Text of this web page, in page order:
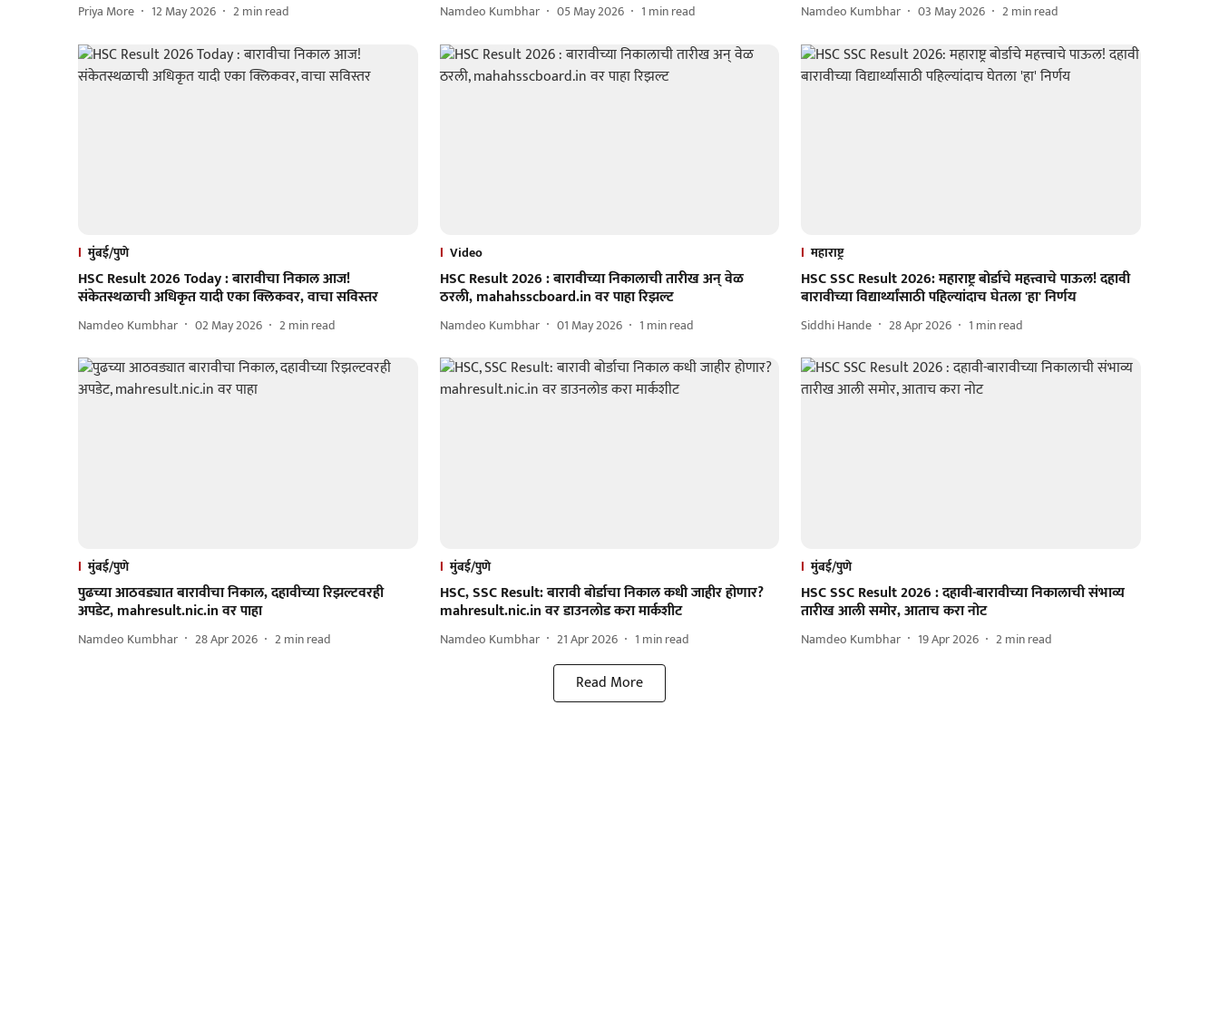
Priya More 12 May 2026 2min read Namdeo Kumbhar 05 May 2026 1 min read Namdeo Kumbhar 03 May 2026 2min read
मुंबई/पुणे
HSC Result 2026 Today : बारावीचा निकाल आज!
संकेतस्थळाची अधिकृत यादी एका क्लिकवर, वाचा सविस्तर
Namdeo Kumbhar 02 May 2026 2min read
Video
HSC Result 2026 : बारावीच्या निकालाची तारीख अन् वेळ
ठरली, mahahsscboard.in वर पाहा रिझल्ट
Namdeo Kumbhar 01 May 2026 1 min read
महाराष्ट्र
HSC SSC Result 2026: महाराष्ट्र बोर्डाचे महत्त्वाचे पाऊल! दहावी
बारावीच्या विद्यार्थ्यांसाठी पहिल्यांदाच घेतला 'हा' निर्णय
Siddhi Hande 28 Apr 2026 1 min read
मुंबई/पुणे
पुढच्या आठवड्यात बारावीचा निकाल, दहावीच्या रिझल्टवरही
अपडेट, mahresult.nic.in वर पाहा
Namdeo Kumbhar 28 Apr 2026 2min read
मुंबई/पुणे
HSC, SSC Result: बारावी बोर्डाचा निकाल कधी जाहीर होणार?
mahresult.nic.in वर डाउनलोड करा मार्कशीट
Namdeo Kumbhar 21 Apr 2026 1 min read
मुंबई/पुणे
HSC SSC Result 2026 : दहावी-बारावीच्या निकालाची संभाव्य
तारीख आली समोर, आताच करा नोट
Namdeo Kumbhar 19 Apr 2026 2min read
Read More